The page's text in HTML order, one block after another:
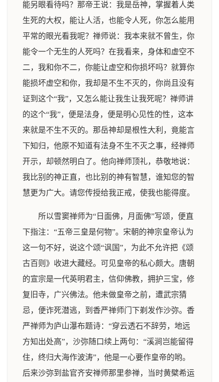
能另眼看待吗？那帝王说：我是岳神，掌握着人类
生死的大权，能让人活，也能令人死，你怎么能用
平常的眼光看我呢？禅师说：我本来就不曾生，你
能令一个无生的人死吗？在我看来，身体和虚空不
二，我和你不二，你能让虚空和你损坏吗？就算你
能损坏虚空和你，我却是不生不灭的，你尚且没有
证到这个“我”，又怎么能让我生让我死呢？禅师讲
的这个“我”，便是法身，便是明心见性的性，这本
来就是不生不灭的。那岳神却是根性大利，竟能言
下知归，他原不知道有法身不生不灭之事，经禅师
开示，却顿然明白了。他向禅师顶礼，恭敬地说：
我比别的神正直，也比别的神有智慧，谁知您的智
慧更为广大。请您传授给我正戒，使我也能得度。
所以雪窦禅师为“日面佛，月面佛”写颂，便直
下指注：“五帝三皇是何物”。宋朝的神宗皇帝认为
这一句不好，说这个颂“讽国”，为此不允许把《颂
古百则》收进大藏经。可见皇帝的私心颇大。唐朝
的宣宗是一代英明君主，信仰佛教，拥护三宝，修
复旧寺，广兴佛法。他未做皇帝之前，遭武宗猜
忌，便诈死潜逃，到香严禅师门下剃发作沙弥。香
严禅师为庐山瀑布题诗：“穿云透石不辞劳，地远
方知出处高”，沙弥随口续上两句：“溪涧岂能留得
住，终归大海作波涛”，他是一心要作皇帝的哟。
后来沙弥到盐官齐安禅师那里参禅，当时黄檗希运